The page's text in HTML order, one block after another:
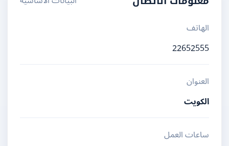
الهاتف
22652555
العنوان
الكويت
ساعات العمل